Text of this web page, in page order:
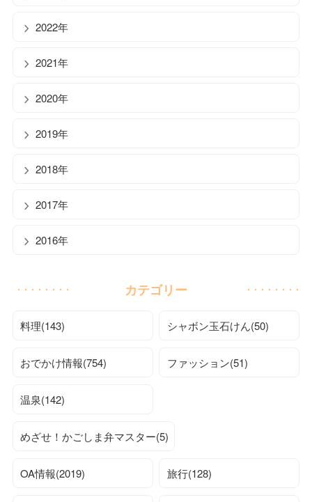
2022年
2021年
2020年
2019年
2018年
2017年
2016年
カテゴリー
料理(143) シャボン玉石けん(50)
おでかけ情報(754) ファッション(51)
温泉(142)
めざせ！かごしま弁マスター(5)
OA情報(2019) 旅行(128)